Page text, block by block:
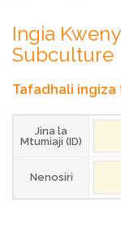
Ingia
Subculture
Tafadhali ingiza
Jina la
Mtumiaji (ID)
Nenosiri